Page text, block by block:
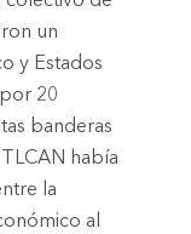
un
y Estados
20
banderas
había
la
al